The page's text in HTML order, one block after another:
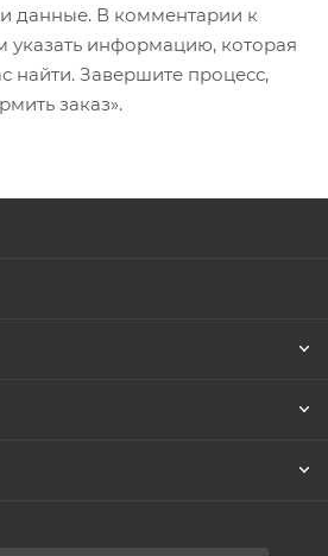
данные. В комментарии к
указать информацию, которая
найти. Завершите процесс,
заказ».